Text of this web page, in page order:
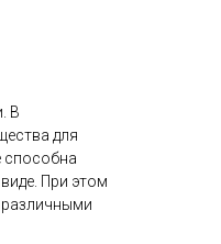
В
для
способна
При этом
различными